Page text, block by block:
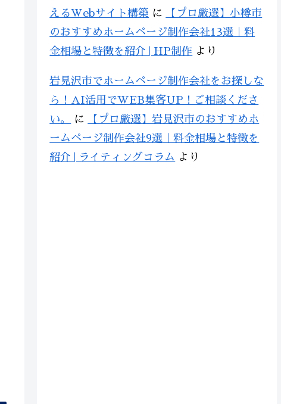
えるWebサイト構築 に
【プロ厳選】小樽市
のおすすめホームページ制作会社13選｜料
金相場と特徴を紹介 | HP制作 より
岩見沢市でホームページ制作会社をお探しな
ら！AI活用でWEB集客UP！ご相談くださ
い。
に
【プロ厳選】岩見沢市のおすすめホ
ームページ制作会社9選｜料金相場と特徴を
紹介 | ライティングコラム より